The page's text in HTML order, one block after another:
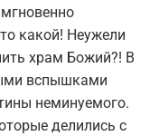
какой! Неужели
храм Божий?! В
вспышками
неминуемого.
делились с